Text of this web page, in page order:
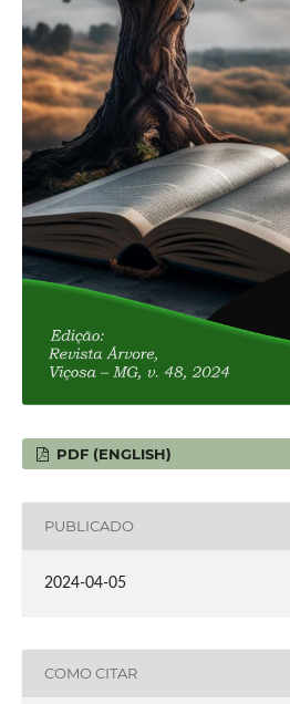
PDF (ENGLISH)
PUBLICADO
2024-04-05
COMO CITAR